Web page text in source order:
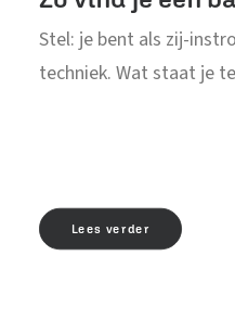
Stel: je bent als zij-
techniek. Wat staat je
Lees verder